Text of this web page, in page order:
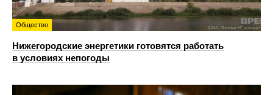
Общество
Нижегородские энергетики готовятся работать
в условиях непогоды